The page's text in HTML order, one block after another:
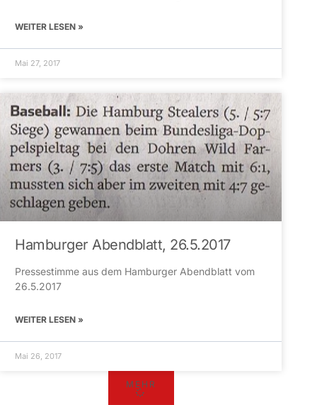
WEITER LESEN »
Mai 27, 2017
Hamburger Abendblatt, 26.5.2017
Pressestimme aus dem Hamburger Abendblatt vom
26.5.2017
WEITER LESEN »
Mai 26, 2017
MEHR